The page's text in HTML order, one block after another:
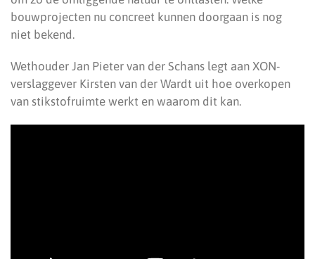
bouwprojecten nu concreet kunnen doorgaan is nog
niet bekend.
Wethouder Jan Pieter van der Schans legt aan XON-
verslaggever Kirsten van der Wardt uit hoe overkopen
van stikstofruimte werkt en waarom dit kan.